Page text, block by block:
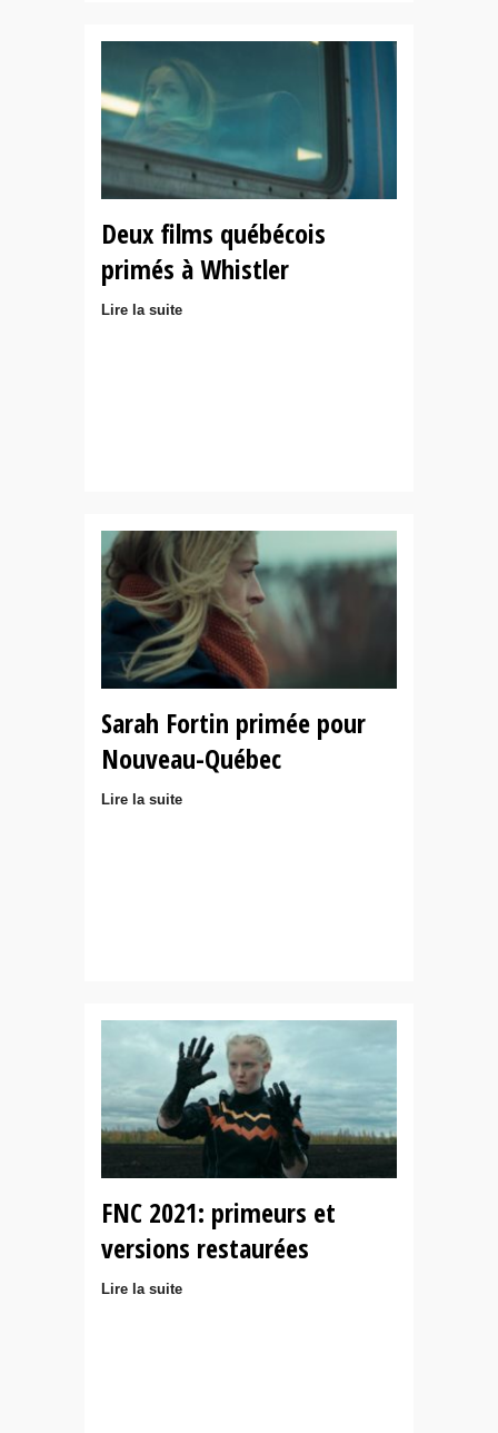
Deux films québécois
primés à Whistler
Lire la suite
Sarah Fortin primée pour
Nouveau-Québec
Lire la suite
FNC 2021: primeurs et
versions restaurées
Lire la suite